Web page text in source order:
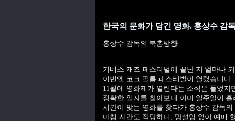
한국의 문화가 담긴 영화. 홍상수 감
홍상수 감독의 북촌방향
기네스 재즈 페스티벌이 끝난 지 얼마나
이번엔 코크 필름 페스티벌이 열렸습니다.
11월에 영화제가 열린다는 소식은 들었지
정확한 일자를 찾아보니 이미 일주일이 흘
시간이 맞는 영화를 찾다가 홍상수 감독
마침 시간도 적당하니, 망설임 없이 예매